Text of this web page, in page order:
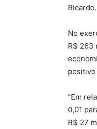
Ricardo.
No
R$ 263
positivo
“Em
0,01
R$ 27